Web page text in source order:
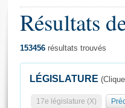
Général
Résultats
153456 résultats trouvés
LÉGISLATURE
17e législature (X)